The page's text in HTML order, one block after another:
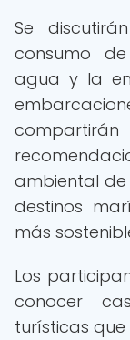
Se
consumo
agua y la
ambiental
destinos
más
Los
conocer
turísticas